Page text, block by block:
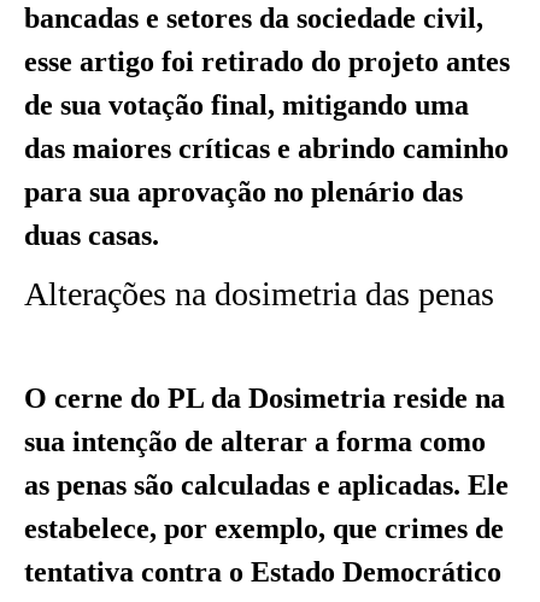
bancadas e setores da sociedade civil,
esse artigo foi retirado do projeto antes
de sua votação final, mitigando uma
das maiores críticas e abrindo caminho
para sua aprovação no plenário das
duas casas.
Alterações na dosimetria das penas
O cerne do PL da Dosimetria reside na
sua intenção de alterar a forma como
as penas são calculadas e aplicadas. Ele
estabelece, por exemplo, que crimes de
tentativa contra o Estado Democrático